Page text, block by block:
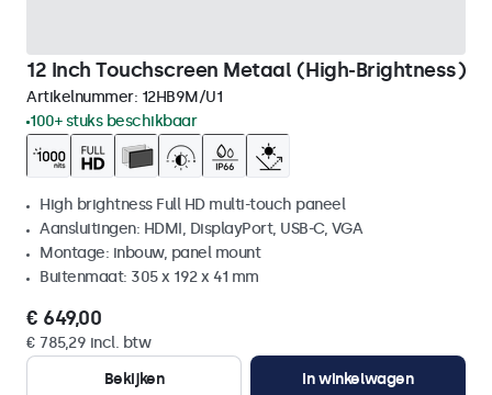
12 Inch Touchscreen Metaal (High-Brightness)
Artikelnummer: 12HB9M/U1
100+ stuks beschikbaar
High brightness Full HD multi-touch paneel
Aansluitingen: HDMI, DisplayPort, USB-C, VGA
Montage: inbouw, panel mount
Buitenmaat: 305 x 192 x 41 mm
€ 649,00
€ 785,29 incl. btw
Bekijken
In winkelwagen